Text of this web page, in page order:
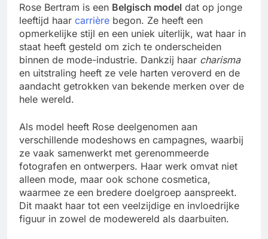
Rose Bertram is een Belgisch model dat op jonge
leeftijd haar carrière begon. Ze heeft een
opmerkelijke stijl en een uniek uiterlijk, wat haar in
staat heeft gesteld om zich te onderscheiden
binnen de mode-industrie. Dankzij haar charisma
en uitstraling heeft ze vele harten veroverd en de
aandacht getrokken van bekende merken over de
hele wereld.
Als model heeft Rose deelgenomen aan
verschillende modeshows en campagnes, waarbij
ze vaak samenwerkt met gerenommeerde
fotografen en ontwerpers. Haar werk omvat niet
alleen mode, maar ook schone cosmetica,
waarmee ze een bredere doelgroep aanspreekt.
Dit maakt haar tot een veelzijdige en invloedrijke
figuur in zowel de modewereld als daarbuiten.